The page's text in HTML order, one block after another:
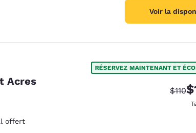
Voir la
Acres
offert
RÉSERVEZ MAINTENANT ET
Tarif
$110